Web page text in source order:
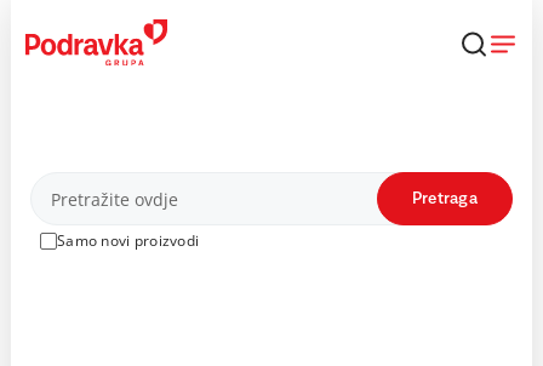
content
Proizvodi
Samo novi proizvodi
Pretraga